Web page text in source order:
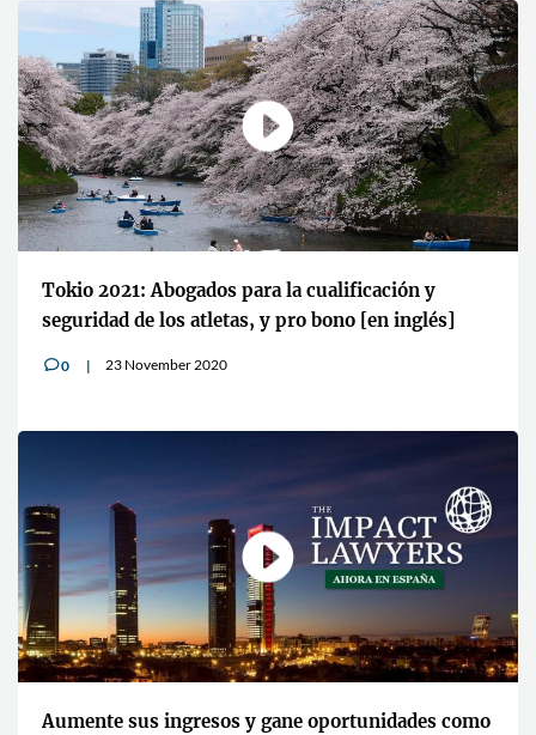
Tokio 2021: Abogados para la cualificación y
seguridad de los atletas, y pro bono [en inglés]
v0 23 November 2020
Aumente sus ingresos y gane oportunidades como